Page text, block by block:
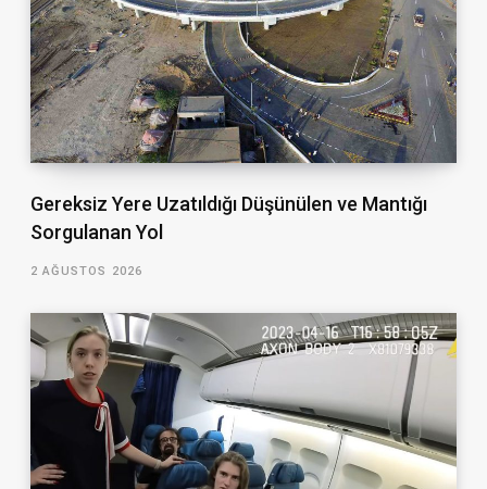
Gereksiz Yere Uzatıldığı Düşünülen ve Mantığı
Sorgulanan Yol
2 AĞUSTOS 2026